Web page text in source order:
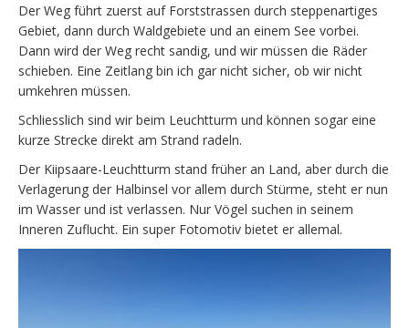
Der Weg führt zuerst auf Forststrassen durch steppenartiges
Gebiet, dann durch Waldgebiete und an einem See vorbei.
Dann wird der Weg recht sandig, und wir müssen die Räder
schieben. Eine Zeitlang bin ich gar nicht sicher, ob wir nicht
umkehren müssen.
Schliesslich sind wir beim Leuchtturm und können sogar eine
kurze Strecke direkt am Strand radeln.
Der Kiipsaare-Leuchtturm stand früher an Land, aber durch die
Verlagerung der Halbinsel vor allem durch Stürme, steht er nun
im Wasser und ist verlassen. Nur Vögel suchen in seinem
Inneren Zuflucht. Ein super Fotomotiv bietet er allemal.